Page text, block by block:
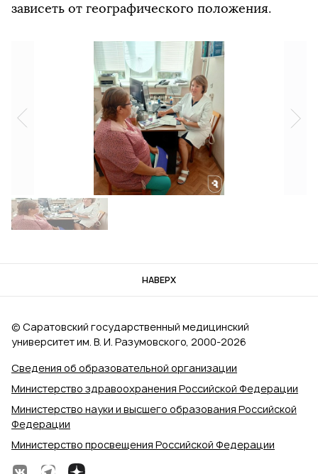
зависеть от географического положения.
НАВЕРХ
Сведения об образовательной организации
Министерство здравоохранения Российской Федерации
Министерство науки и высшего образования Российской
Федерации
Министерство просвещения Российской Федерации
© Саратовский государственный медицинский
университет им. В. И. Разумовского, 2000‑2026